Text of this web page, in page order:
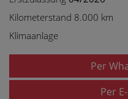
Kilometerstand 8.000 km
Klimaanlage
Per
Per